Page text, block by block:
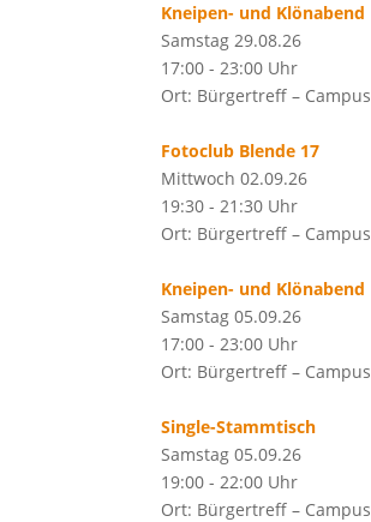
Kneipen- und Klönabend
Samstag 29.08.26
17:00 - 23:00 Uhr
Ort: Bürgertreff – Campus
Fotoclub Blende 17
Mittwoch 02.09.26
19:30 - 21:30 Uhr
Ort: Bürgertreff – Campus
Kneipen- und Klönabend
Samstag 05.09.26
17:00 - 23:00 Uhr
Ort: Bürgertreff – Campus
Single-Stammtisch
Samstag 05.09.26
19:00 - 22:00 Uhr
Ort: Bürgertreff – Campus